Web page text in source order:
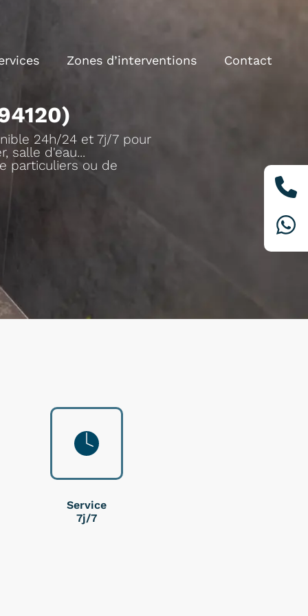
Zones d’interventions Contact
24h/24 et 7j/7 pour
salle d'eau...
particuliers ou de
Service
7j/7